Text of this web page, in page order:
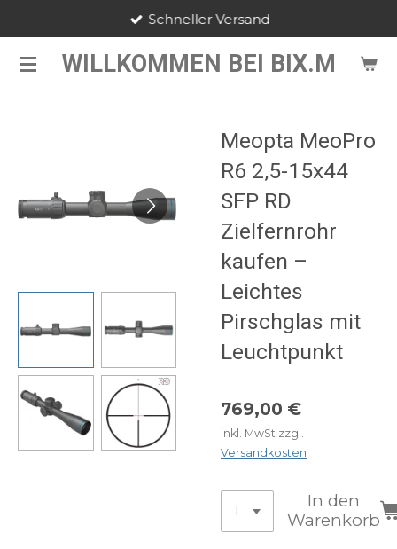
springen WILLKOMMEN BEI BIX.M
Schneller Versand
Meopta MeoPro
R6 2,5-15x44
SFP RD
Zielfernrohr
kaufen –
Leichtes
Pirschglas mit
Leuchtpunkt
769,00 €
inkl. MwSt zzgl.
Versandkosten
In den
Warenkorb